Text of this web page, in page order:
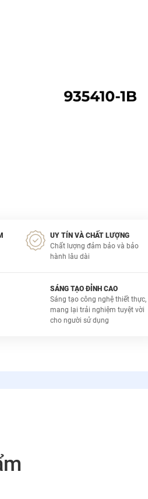
UY TÍN VÀ CHẤT LƯỢNG
Chất lượng đảm bảo và bảo
hành lâu dài
SÁNG TẠO ĐỈNH CAO
Sáng tạo công nghệ thiết thực,
mang lại trải nghiệm tuyệt vời
cho người sử dụng